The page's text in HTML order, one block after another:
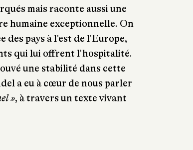
mais raconte aussi une
humaine exceptionnelle. On
des pays à l'est de l'Europe,
qui lui offrent l'hospitalité.
une stabilité dans cette
a eu à cœur de nous parler
», à travers un texte vivant